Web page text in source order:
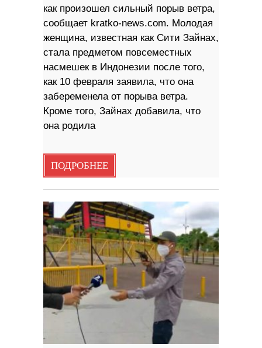
как произошел сильный порыв ветра,
сообщает kratko-news.com. Молодая
женщина, известная как Сити Зайнах,
стала предметом повсеместных
насмешек в Индонезии после того,
как 10 февраля заявила, что она
забеременела от порыва ветра.
Кроме того, Зайнах добавила, что
она родила
ПОДРОБНЕЕ